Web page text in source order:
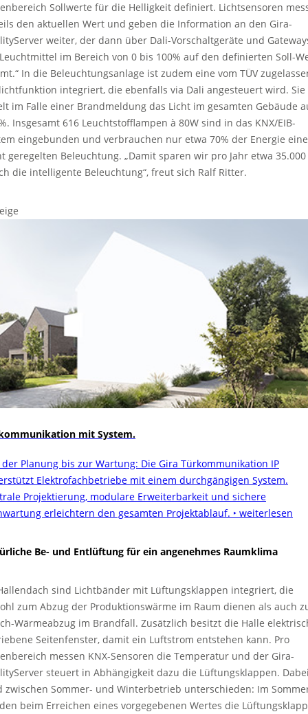
Sollwerte für die Helligkeit definiert. Lichtsensoren
den aktuellen Wert und geben die Information an den Gira-
weiter, der dann über Dali-Vorschaltgeräte und
im Bereich von 0 bis 100% auf den definierten Soll-
In die Beleuchtungsanlage ist zudem eine vom TÜV
integriert, die ebenfalls via Dali angesteuert wird. Sie
im Falle einer Brandmeldung das Licht im gesamten Gebäude
Insgesamt 616 Leuchtstofflampen à 80W sind in das KNX/EIB-
eingebunden und verbrauchen nur etwa 70% der Energie
geregelten Beleuchtung. „Damit sparen wir pro Jahr etwa
die intelligente Beleuchtung“, freut sich Ralf Ritter.
mit System.
der Planung bis zur Wartung: Die Gira Türkommunikation IP
Elektrofachbetriebe mit einem durchgängigen System.
Projektierung, modulare Erweiterbarkeit und sichere
erleichtern den gesamten Projektablauf. ‣ weiterlesen
Be- und Entlüftung für ein angenehmes Raumklima
sind Lichtbänder mit Lüftungsklappen integriert, die
zum Abzug der Produktionswärme im Raum dienen als auch
Wärmeabzug im Brandfall. Zusätzlich besitzt die Halle
Seitenfenster, damit ein Luftstrom entstehen kann. Pro
messen KNX-Sensoren die Temperatur und der Gira-
steuert in Abhängigkeit dazu die Lüftungsklappen.
zwischen Sommer- und Winterbetrieb unterschieden: Im
beim Erreichen eines vorgegebenen Wertes die